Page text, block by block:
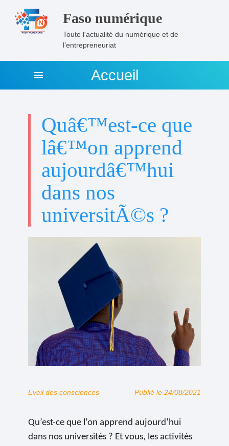
Faso numérique
Toute l'actualité du numérique et de
l’entrepreneuriat
Accueil
menu
Quâ€™est-ce que
lâ€™on apprend
aujourdâ€™hui
dans nos
universitÃ©s ?
Eveil des consciences Publié le 24/08/2021
Qu’est-ce que l’on apprend aujourd’hui
dans nos universités ? Et vous, les activités